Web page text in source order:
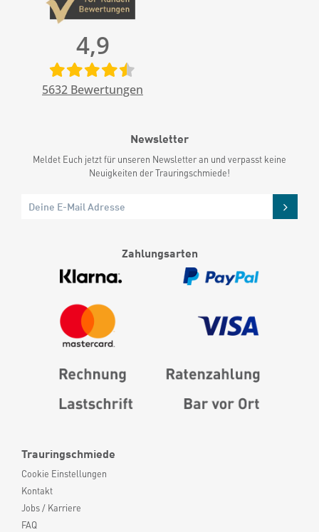
Trauringschmiede
Cookie Einstellungen
Kontakt
Jobs / Karriere
FAQ
4,9
5632 Bewertungen
Newsletter
Meldet Euch jetzt für unseren Newsletter an und verpasst keine
Neuigkeiten der Trauringschmiede!
Zahlungsarten